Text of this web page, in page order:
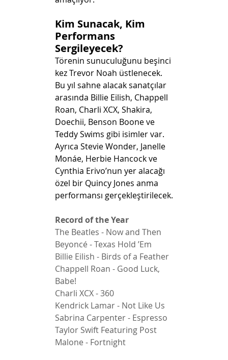
Kim Sunacak, Kim
Performans
Sergileyecek?
Törenin sunuculuğunu beşinci
kez Trevor Noah üstlenecek.
Bu yıl sahne alacak sanatçılar
arasında Billie Eilish, Chappell
Roan, Charli XCX, Shakira,
Doechii, Benson Boone ve
Teddy Swims gibi isimler var.
Ayrıca Stevie Wonder, Janelle
Monáe, Herbie Hancock ve
Cynthia Erivo’nun yer alacağı
özel bir Quincy Jones anma
performansı gerçekleştirilecek.
Record of the Year
The Beatles - Now and Then
Beyoncé - Texas Hold ’Em
Billie Eilish - Birds of a Feather
Chappell Roan - Good Luck,
Babe!
Charli XCX - 360
Kendrick Lamar - Not Like Us
Sabrina Carpenter - Espresso
Taylor Swift Featuring Post
Malone - Fortnight